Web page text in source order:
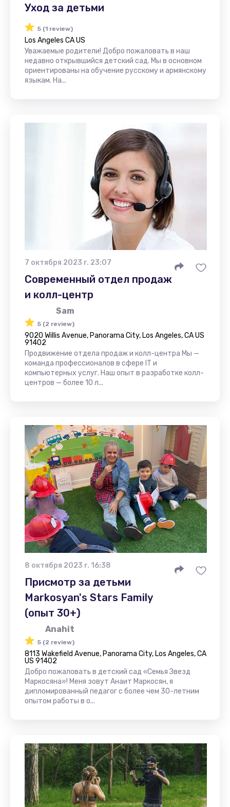
Уход за детьми
5 (1 review)
Los Angeles CA US
Уважаемые родители! Добро пожаловать в наш
недавно открывшийся детский сад. Мы в основном
ориентированы на обучение русскому и армянскому
языкам. На...
7 октября 2023 г. 23:07
Современный отдел продаж
и колл-центр
Sam
5 (2 review)
9020 Willis Avenue, Panorama City, Los Angeles, CA US
91402
Продвижение отдела продаж и колл-центра Мы —
команда профессионалов в сфере IT и
компьютерных услуг. Наш опыт в разработке колл-
центров — более 10 л...
8 октября 2023 г. 16:38
Присмотр за детьми
Markosyan's Stars Family
(опыт 30+)
Anahit
5 (2 review)
8113 Wakefield Avenue, Panorama City, Los Angeles, CA
US 91402
Добро пожаловать в детский сад «Семья Звезд
Маркосяна»! Меня зовут Анаит Маркосян, я
дипломированный педагог с более чем 30-летним
опытом работы в о...